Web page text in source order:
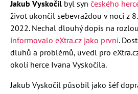
Jakub Vyskočil byl syn českého
život ukončil sebevraždou v noci z
2022. Nechal dlouhý dopis na
informovalo eXtra.cz jako první.
dluhů a problémů, uvedl pro
okolí herce Ivana Vyskočila.
Jakub Vyskočil působil jako šéf